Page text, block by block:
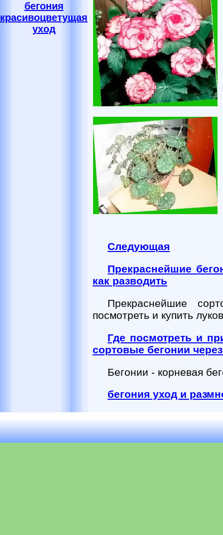
бегония
красивоцветущая
уход
Следующая
Прекраснейшие
как разводить
Прекраснейшие
посмотреть и купить
Где посмотреть и
сортовые бегонии
Бегонии - корневая
бегония уход и